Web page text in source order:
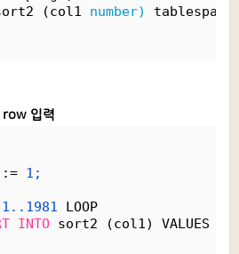
(col1 number) tablespace
입력
:= 1;
1..1981 LOOP
INTO sort2 (col1) VALUES